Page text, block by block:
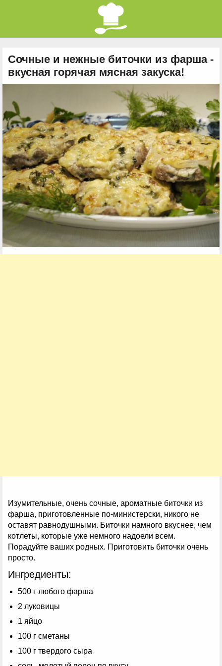
Сочные и нежные биточки из фарша -
вкусная горячая мясная закуска!
Изумительные, очень сочные, ароматные биточки из
фарша, приготовленные по-министерски, никого не
оставят равнодушными. Биточки намного вкуснее, чем
котлеты, которые уже немного надоели всем.
Порадуйте ваших родных. Приготовить биточки очень
просто.
Ингредиенты:
500 г любого фарша
2 луковицы
1 яйцо
100 г сметаны
100 г твердого сыра